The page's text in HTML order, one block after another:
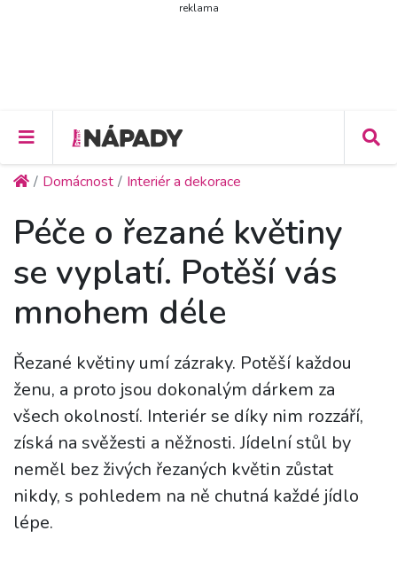
reklama
Domácnost Interiér a dekorace
Péče o řezané květiny
se vyplatí. Potěší vás
mnohem déle
Řezané květiny umí zázraky. Potěší každou
ženu, a proto jsou dokonalým dárkem za
všech okolností. Interiér se díky nim rozzáří,
získá na svěžesti a něžnosti. Jídelní stůl by
neměl bez živých řezaných květin zůstat
nikdy, s pohledem na ně chutná každé jídlo
lépe.